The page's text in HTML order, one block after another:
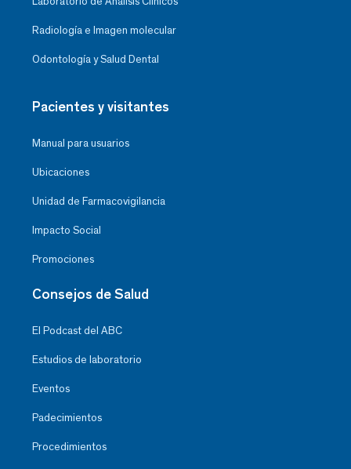
Radiología e Imagen molecular
Odontología y Salud Dental
Pacientes y visitantes
Manual para usuarios
Ubicaciones
Unidad de Farmacovigilancia
Impacto Social
Promociones
Consejos de Salud
El Podcast del ABC
Estudios de laboratorio
Eventos
Padecimientos
Procedimientos